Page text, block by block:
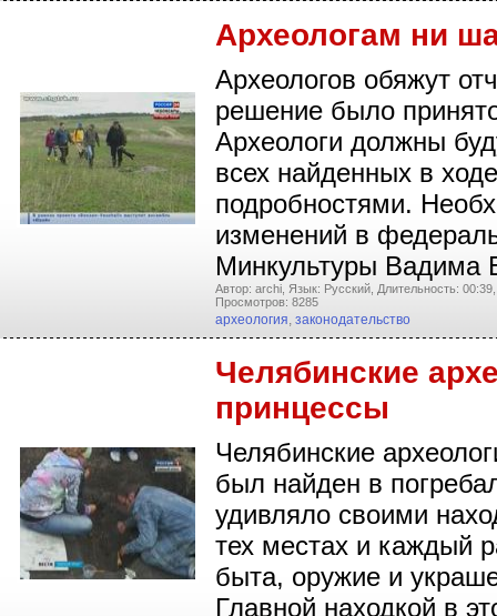
Археологам ни
Археологов обяжут
решение было
Археологи должны
всех найденных в
подробностями.
изменений в
Минкультуры Вадима
Автор: archi, Язык: Русский, Длительность: 00:39,
Просмотров: 8285
археология, законодательство
Челябинские
принцессы
Челябинские
был найден в
удивляло своими
тех местах и каждый
быта, оружие и
Главной находкой в